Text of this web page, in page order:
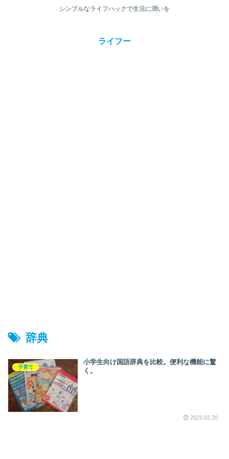
シンプルなライフハックで生活に潤いを
ライフー
辞典
子育て
小学生向け国語辞典を比較。便利な機能に驚
く。
2023.02.20